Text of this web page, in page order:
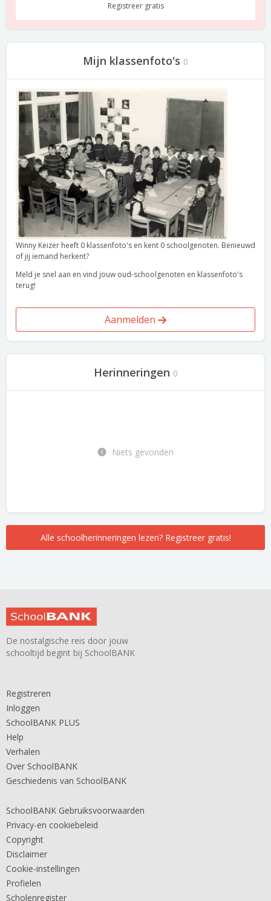
Registreer gratis
Mijn klassenfoto's 0
Winny Keizer heeft 0 klassenfoto's en kent 0 schoolgenoten. Benieuwd
of jij iemand herkent?
Meld je snel aan en vind jouw oud-schoolgenoten en klassenfoto's
terug!
Aanmelden
Herinneringen 0
Niets gevonden
Alle schoolherinneringen lezen? Registreer gratis!
De nostalgische reis door jouw
schooltijd begint bij SchoolBANK
Registreren
Inloggen
SchoolBANK PLUS
Help
Verhalen
Over SchoolBANK
Geschiedenis van SchoolBANK
SchoolBANK Gebruiksvoorwaarden
Privacy-en cookiebeleid
Copyright
Disclaimer
Cookie-instellingen
Profielen
Scholenregister